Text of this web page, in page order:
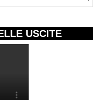
USCITE